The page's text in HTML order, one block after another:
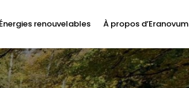
Énergies renouvelables À propos d’Eranovum